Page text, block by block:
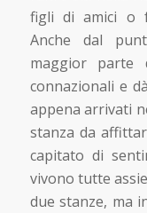
figli di amici o
Anche dal
maggior parte
connazionali e
appena arrivati
stanza da
capitato di
vivono tutte
due stanze, ma